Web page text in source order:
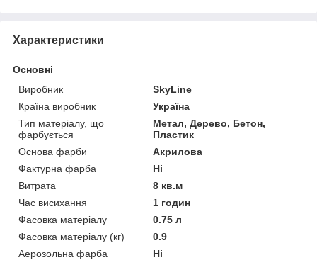
Характеристики
Основні
Виробник
SkyLine
Країна виробник
Україна
Тип матеріалу, що
фарбується
Метал, Дерево, Бетон,
Пластик
Основа фарби
Акрилова
Фактурна фарба
Ні
Витрата
8 кв.м
Час висихання
1 годин
Фасовка матеріалу
0.75 л
Фасовка матеріалу (кг)
0.9
Аерозольна фарба
Ні